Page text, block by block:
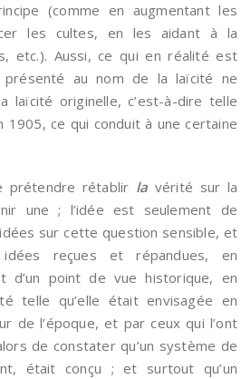
(comme en augmentant les
les cultes, en les aidant à la
etc.). Aussi, ce qui en réalité est
au nom de la laïcité ne
laïcité originelle, c’est-à-dire telle
1905, ce qui conduit à une certaine
prétendre rétablir la vérité sur la
une ; l’idée est seulement de
sur cette question sensible, et
reçues et répandues, en
d’un point de vue historique, en
telle qu’elle était envisagée en
de l’époque, et par ceux qui l’ont
de constater qu’un système de
était conçu ; et surtout qu’un